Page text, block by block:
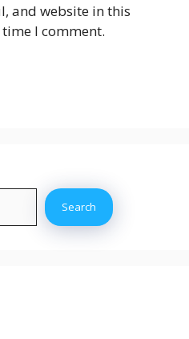
and website in this
I comment.
Search